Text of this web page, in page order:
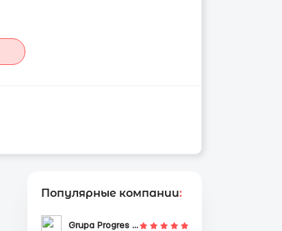
Популярные компании:
Grupa Progres Sp. z o.o.